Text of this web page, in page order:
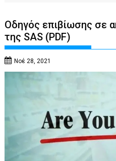
Οδηγός επιβίωσης σε
της SAS (PDF)
Νοέ 28, 2021